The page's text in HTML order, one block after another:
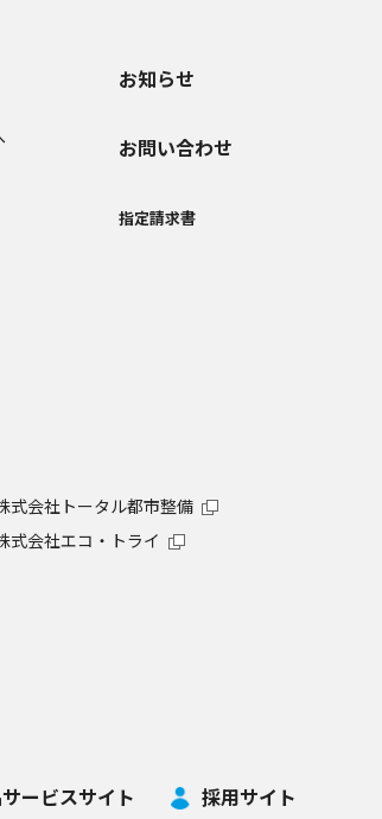
お知らせ
お問い合わせ
指定請求書
式会社トータル都市整備
式会社エコ・トライ
ービスサイト 採用サイト